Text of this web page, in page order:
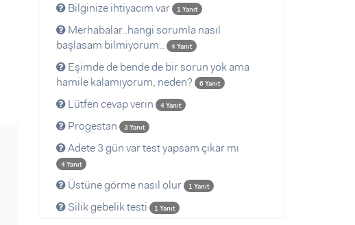
Bilginize ihtiyacım var 1 Yanıt
Merhabalar..hangi sorumla nasıl
başlasam bilmiyorum..
4 Yanıt
Eşimde de bende de bir sorun yok ama
hamile kalamıyorum, neden?
6 Yanıt
Lütfen cevap verin 4 Yanıt
Progestan 3 Yanıt
Adete 3 gün var test yapsam çıkar mı
4 Yanıt
Üstüne görme nasıl olur 1 Yanıt
Silik gebelik testi 1 Yanıt